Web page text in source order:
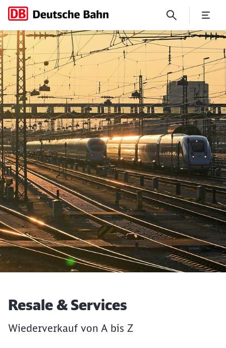
Resale & Services
Artikel:
Resale & Services
Wiederverkauf von A bis Z